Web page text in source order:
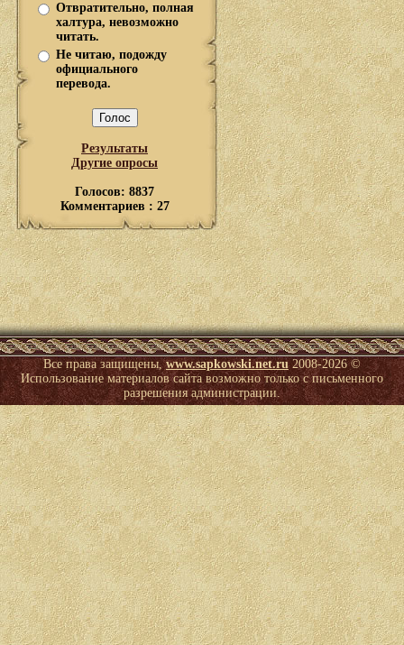
Отвратительно, полная
халтура, невозможно
читать.
Не читаю, подожду
официального
перевода.
Результаты
Другие опросы
Голосов: 8837
Комментариев : 27
Все права защищены,www.sapkowski.net.ru2008-2026 ©
Использование материалов сайта возможно только с письменного
разрешения администрации.